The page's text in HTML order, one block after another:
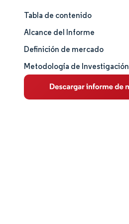
Tamaño y cuota de mercado
Análisis de mercado
Tendencias e ideas
Análisis de segmentos
Tabla de contenido
Alcance del Informe
Definición de mercado
Metodología de Investigación